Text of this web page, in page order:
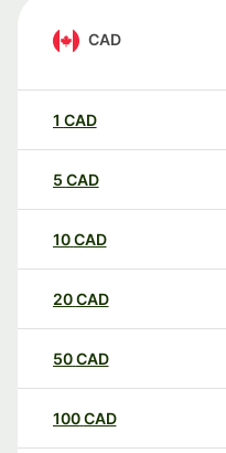
CAD
1 CAD
5 CAD
10CAD
20CAD
50CAD
100CAD